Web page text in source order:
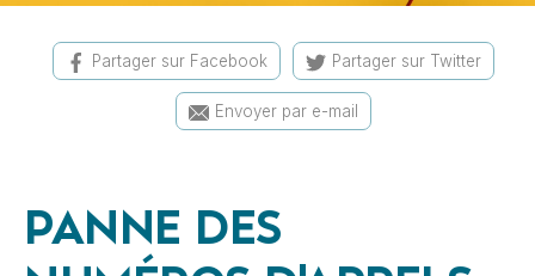
Partager sur Facebook Partager sur Twitter
Envoyer par e-mail
PANNE DES